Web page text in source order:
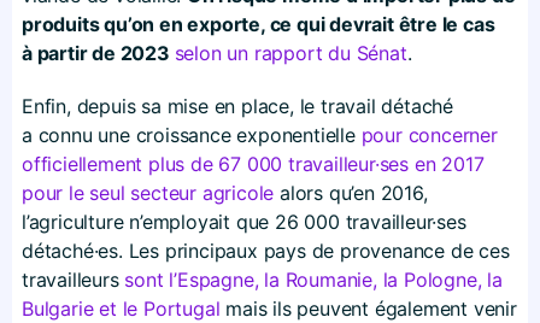
produits qu’on en exporte, ce qui devrait être le cas
à partir de 2023 selon un rapport du Sénat.
Enfin, depuis sa mise en place, le travail détaché
a connu une croissance exponentielle pour concerner
officiellement plus de 67 000 travailleur·ses en 2017
pour le seul secteur agricole alors qu’en 2016,
l’agriculture n’employait que 26 000 travailleur·ses
détaché·es. Les principaux pays de provenance de ces
travailleurs sont l’Espagne, la Roumanie, la Pologne, la
Bulgarie et le Portugal mais ils peuvent également venir